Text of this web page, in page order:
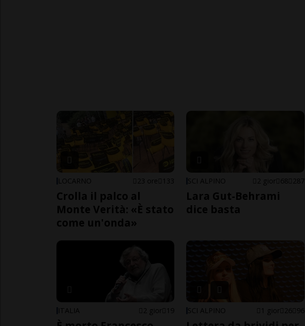
LOCARNO 23 ore 133
Crolla il palco al
Monte Verità: «È stato
come un'onda»
SCI ALPINO 2 gior 68 287
Lara Gut-Behrami
dice basta
ITALIA 2 gior 19 SCI ALPINO 1 gior 26 96